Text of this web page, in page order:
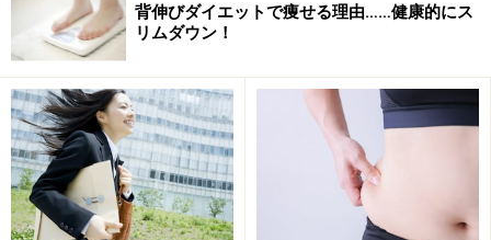
背伸びダイエットで痩せる理由……健康的にス
リムダウン！